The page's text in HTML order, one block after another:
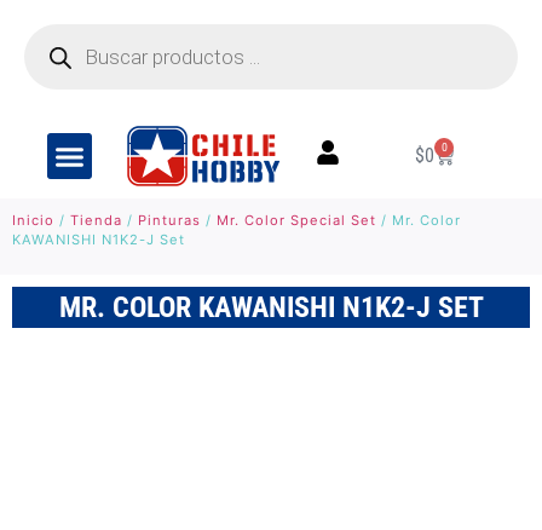
$0 0
Inicio / Tienda / Pinturas / Mr. Color Special Set / Mr. Color
KAWANISHI N1K2-J Set
MR. COLOR KAWANISHI N1K2-J SET